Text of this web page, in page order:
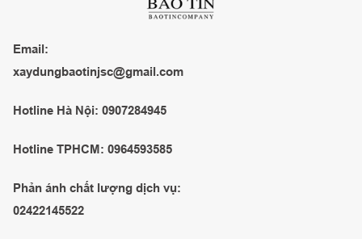
Email:
xaydungbaotinjsc@gmail.com
Hotline Hà Nội: 0907284945
Hotline TPHCM: 0964593585
Phản ánh chất lượng dịch vụ:
02422145522